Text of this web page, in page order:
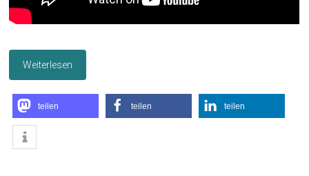
Weiterlesen
teilen teilen teilen